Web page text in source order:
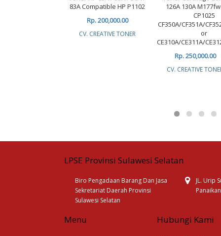
83A Compatible HP P1102
Rp. 200,000.00
CV. CREATIVE TONER
126A 130A
CP1025
CF350A/CF351A/
or
CE310A/CE311A/
Rp. 250,000.00
CV. CREATIVE
LPSE Provinsi Sulawesi Selatan
Biro Pengadaan Barang Dan Jasa
Sekretariat Daerah Provinsi
Sulawesi Selatan
JL. Urip
Menu Hubungi Kami